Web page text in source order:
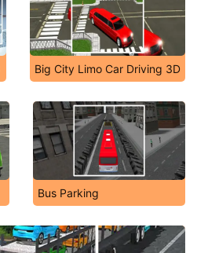
Big City Limo Car Driving 3D
Bus Parking